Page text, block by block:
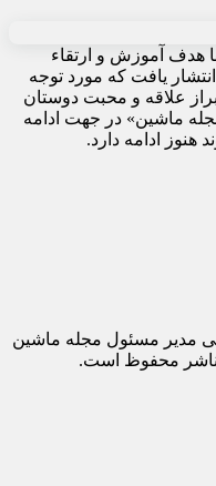
ماشین» از مهرماه سال ۱۳۵۸ با هدف آموزش و ارتقاء
یافت که مورد توجه
علاقه و محبت دوستان
ماشین» در جهت ادامه
هنوز ادامه دارد.
مدیر مسئول مجله ماشین
ناشر محفوظ است.